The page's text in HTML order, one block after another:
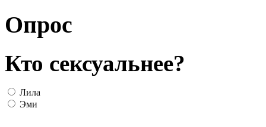
Опрос
Кто сексуальнее?
Лила
Эми